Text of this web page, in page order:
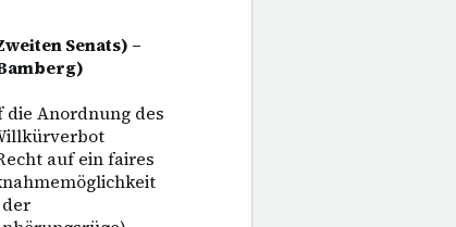
Senats) –
die Anordnung des
auf ein faires